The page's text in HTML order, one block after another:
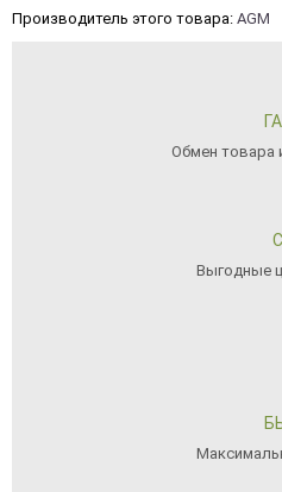
Производитель этого товара: AGM
Обмен товара
Выгодные